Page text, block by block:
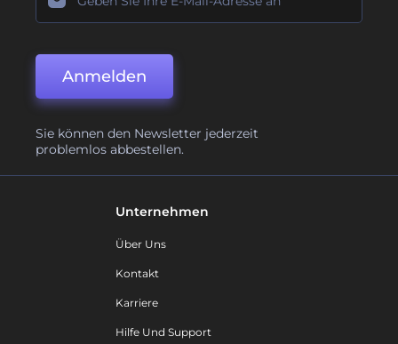
Anmelden
Sie können den Newsletter jederzeit
problemlos abbestellen.
Unternehmen
Über Uns
Kontakt
Karriere
Hilfe Und Support